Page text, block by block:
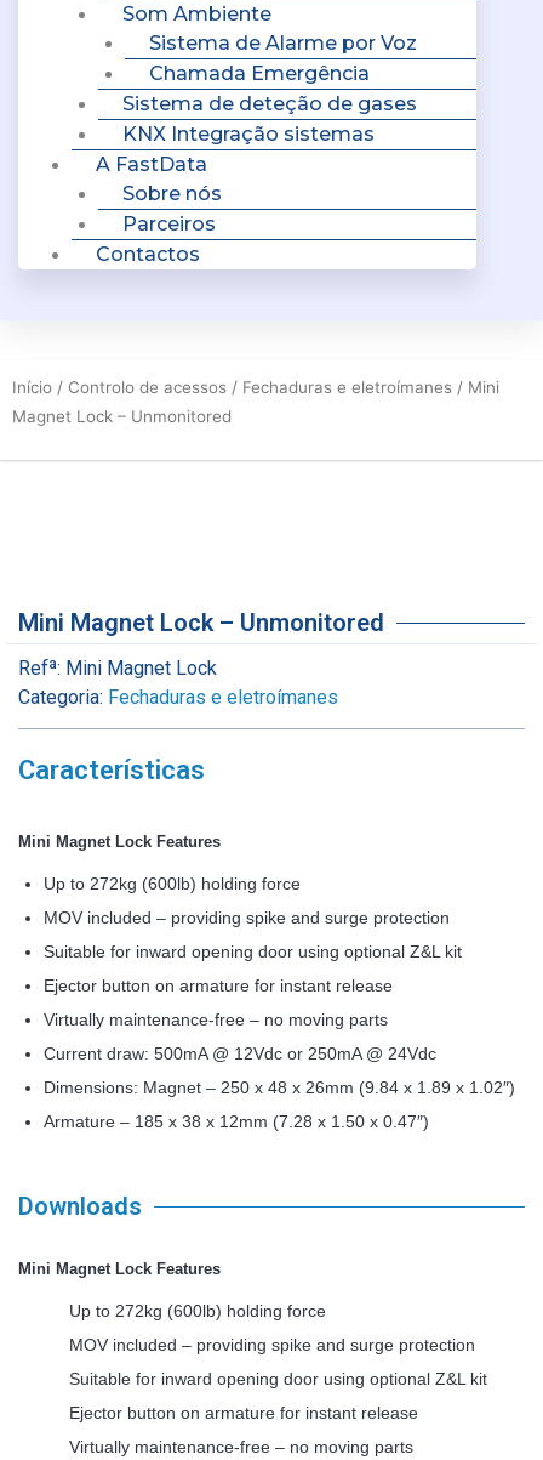
Som Ambiente
Sistema de Alarme por Voz
Chamada Emergência
Sistema de deteção de gases
KNX Integração sistemas
A FastData
Sobre nós
Parceiros
Contactos
Início / Controlo de acessos / Fechaduras e eletroímanes / Mini
Magnet Lock – Unmonitored
Mini Magnet Lock – Unmonitored
Refª: Mini Magnet Lock
Categoria: Fechaduras e eletroímanes
Características
Mini Magnet Lock Features
Up to 272kg (600lb) holding force
MOV included – providing spike and surge protection
Suitable for inward opening door using optional Z&L kit
Ejector button on armature for instant release
Virtually maintenance-free – no moving parts
Current draw: 500mA @ 12Vdc or 250mA @ 24Vdc
Dimensions: Magnet – 250 x 48 x 26mm (9.84 x 1.89 x 1.02″)
Armature – 185 x 38 x 12mm (7.28 x 1.50 x 0.47″)
Downloads
Mini Magnet Lock Features
Up to 272kg (600lb) holding force
MOV included – providing spike and surge protection
Suitable for inward opening door using optional Z&L kit
Ejector button on armature for instant release
Virtually maintenance-free – no moving parts